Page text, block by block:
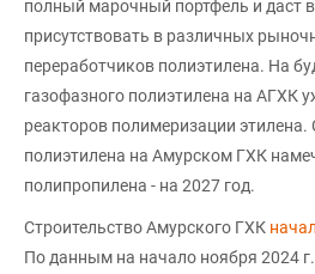
полный марочный портфель и даст
присутствовать в различных
переработчиков полиэтилена. На
газофазного полиэтилена на АГХК
реакторов полимеризации этилена.
полиэтилена на Амурском ГХК
полипропилена - на 2027 год.
Строительство Амурского ГХК
По данным на начало ноября 2024 г.